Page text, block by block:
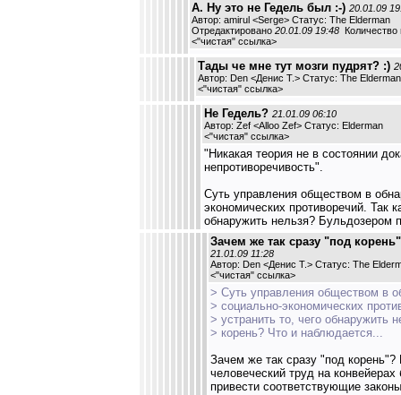
А. Ну это не Гедель был :-) 20.01.09
Автор: amirul <Serge> Статус: The Elderman
Отредактировано 20.01.09 19:48 Количество
<"чистая" ссылка>
Тады че мне тут мозги пудрят? :)
Автор: Den <Денис Т.> Статус: The Elderman
<"чистая" ссылка>
Не Гедель? 21.01.09 06:10
Автор: Zef <Alloo Zef> Статус: Elderman
<"чистая" ссылка>
"Никакая теория не в состоянии
непротиворечивость".
Суть управления обществом в
экономических противоречий. Так
обнаружить нельзя? Бульдозером
Зачем же так сразу "под
21.01.09 11:28
Автор: Den <Денис Т.> Статус: The
<"чистая" ссылка>
> Суть управления обществом в
> социально-экономических
> устранить то, чего обнаружить
> корень? Что и наблюдается...
Зачем же так сразу "под
человеческий труд на
привести соответствующие